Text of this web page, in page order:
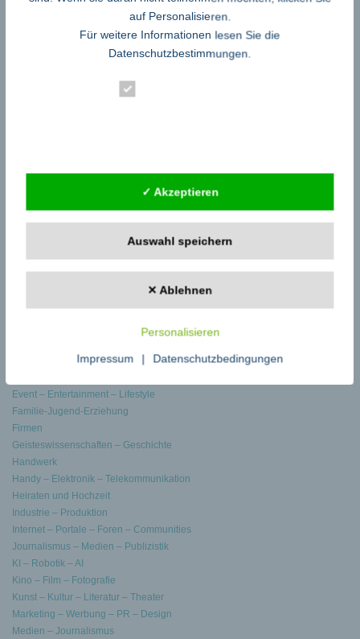
zu fachzeitungen.de
Startseite Pressemeldungen
Pressemeldungen schreiben
Archaeologie Geschichte Geographie
Auto – Motorrad – Motorgeräte
Banken – Kredit – Finanzberatung
Buchbesprechungen Rezensionen Neuerscheinungen
Computer Software und Spiele
Dienstleistungen – Berater – Gutachter
Energie – Verbraucher
Event – Entertainment – Lifestyle
Familie-Jugend-Erziehung
Firmen
Geisteswissenschaften – Geschichte
Handwerk
Handy – Elektronik – Telekommunikation
Heiraten und Hochzeit
Industrie – Produktion
Internet – Portale – Foren – Communities
Journalismus – Medien – Publizistik
KI – Robotik – AI
Kino – Film – Fotografie
Kunst – Kultur – Literatur – Theater
Marketing – Werbung – PR – Design
Medien – Journalismus
auf Personalisieren.
Für weitere Informationen lesen Sie die
Datenschutzbestimmungen.
✓ Akzeptieren
Auswahl speichern
✕ Ablehnen
Personalisieren
Impressum | Datenschutzbedingungen